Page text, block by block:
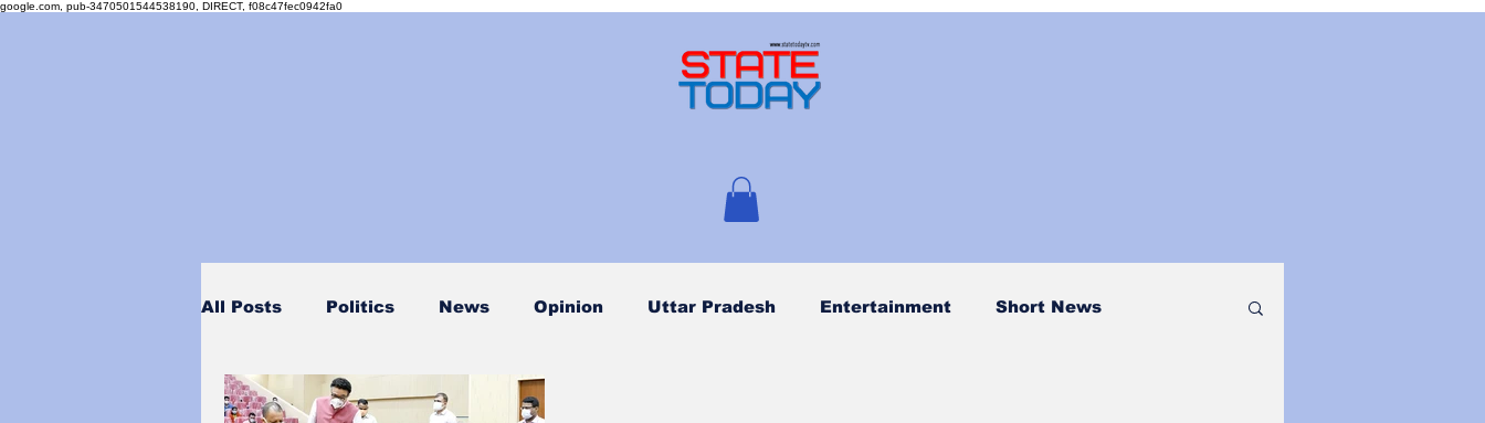
google.com, pub-3470501544538190, DIRECT, f08c47fec0942fa0
All Posts Politics News Opinion Uttar Pradesh Entertainment Short News
Personality